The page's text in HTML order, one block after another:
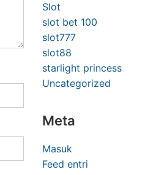
Slot
slot bet 100
slot777
slot88
starlight princess
Uncategorized
Meta
Masuk
Feed entri